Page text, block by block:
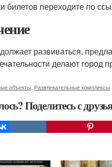
билетов переходите по
развиваться,
делают город
объекты Развлекательные комплексы
Поделитесь с